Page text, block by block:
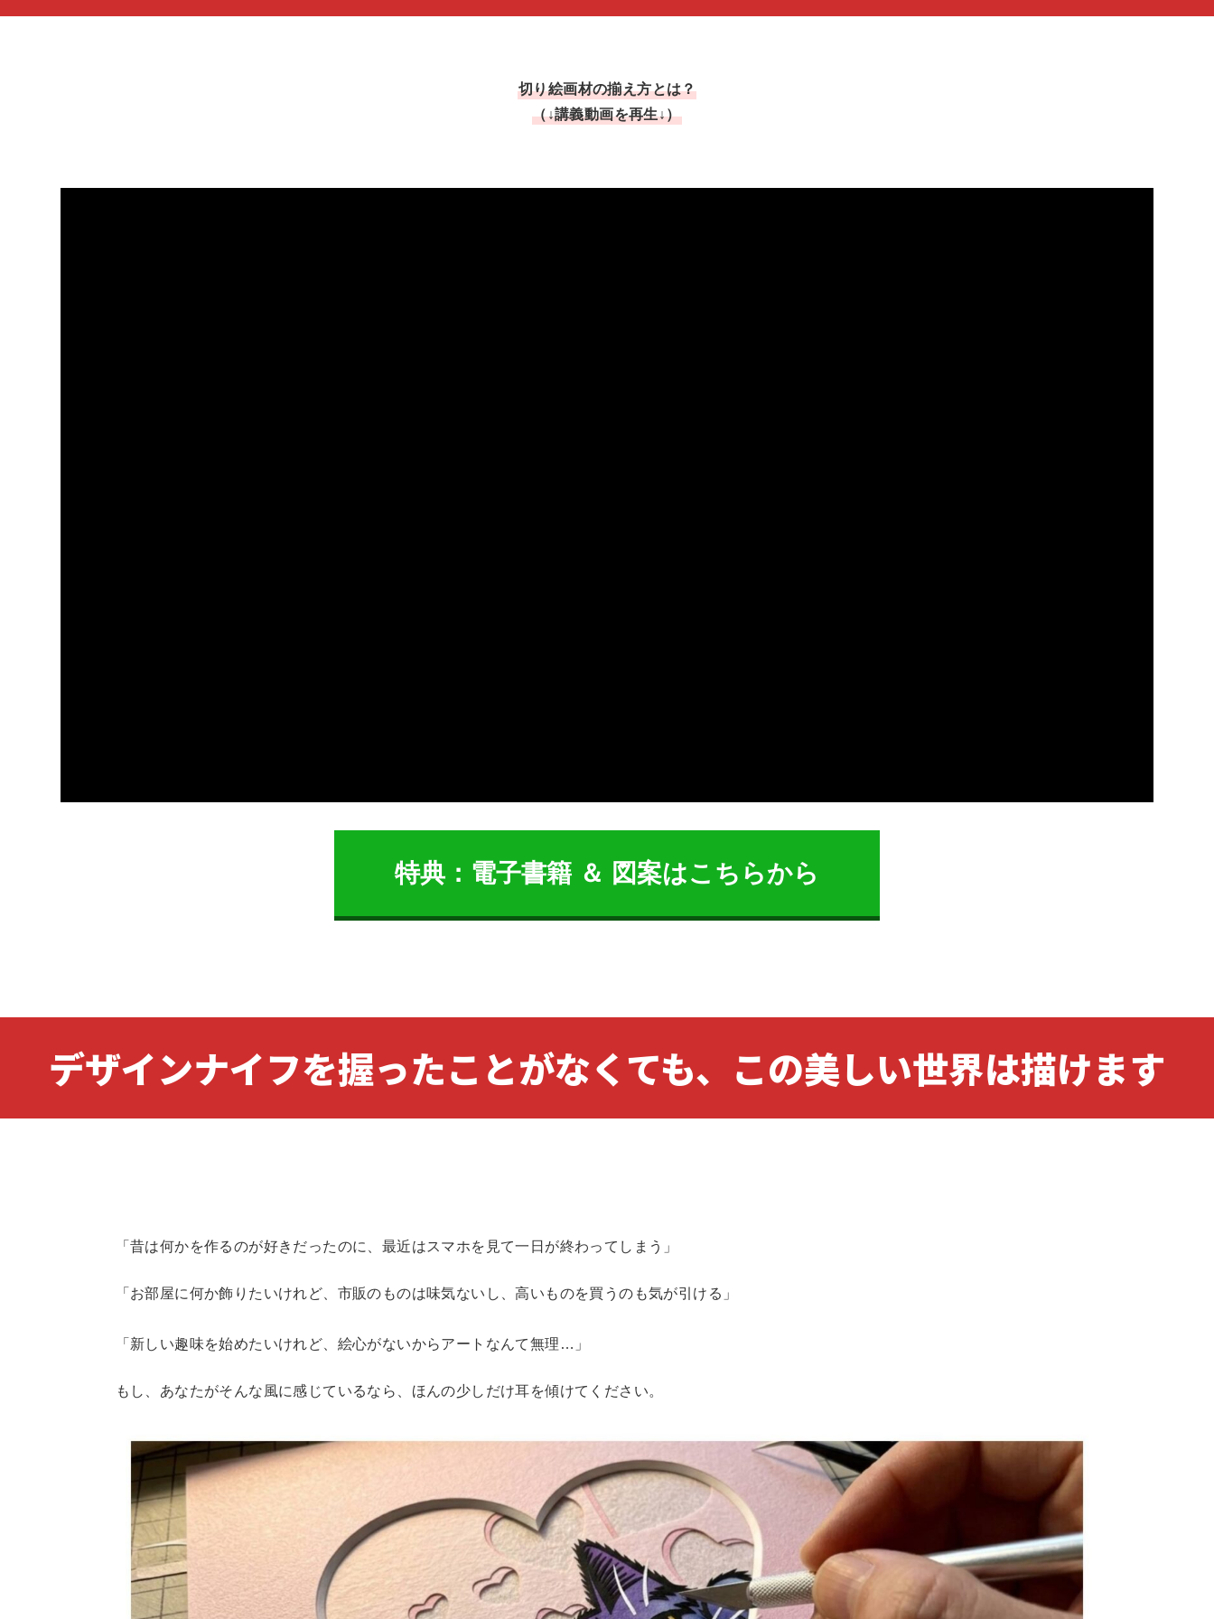
切り絵画材の揃え方とは？
（↓講義動画を再生↓）
特典：電子書籍 ＆ 図案はこちらから
デザインナイフを握ったことがなくても、この美しい世界は描けます
「昔は何かを作るのが好きだったのに、最近はスマホを見て一日が終わってしまう」
「お部屋に何か飾りたいけれど、市販のものは味気ないし、高いものを買うのも気が引ける」
「新しい趣味を始めたいけれど、絵心がないからアートなんて無理…」
もし、あなたがそんな風に感じているなら、ほんの少しだけ耳を傾けてください。